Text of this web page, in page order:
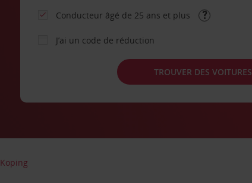
Conducteur âgé de 25 ans et plus
J’ai un code de réduction
TROUVER DES VOITURES
Koping